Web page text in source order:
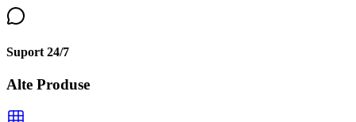
Suport 24/7
Alte Produse